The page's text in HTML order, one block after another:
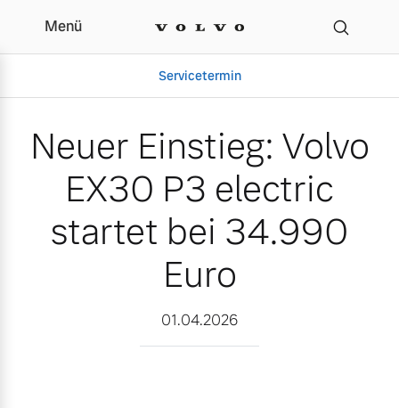
Neuer Einstieg: Volvo
Menü
Servicetermin
Neuer Einstieg: Volvo
EX30 P3 electric
startet bei 34.990
Euro
01.04.2026